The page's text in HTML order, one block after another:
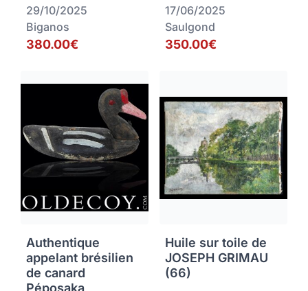
29/10/2025
Biganos
380.00€
17/06/2025
Saulgond
350.00€
Authentique
appelant brésilien
de canard
Huile sur toile de
JOSEPH GRIMAU
(66)